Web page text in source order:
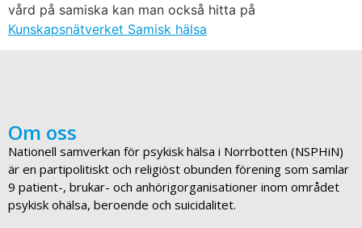
vård på samiska kan man också hitta på
Kunskapsnätverket Samisk hälsa
Om oss
Nationell samverkan för psykisk hälsa i Norrbotten (NSPHiN)
är en partipolitiskt och religiöst obunden förening som samlar
9 patient-, brukar- och anhörigorganisationer inom området
psykisk ohälsa, beroende och suicidalitet.